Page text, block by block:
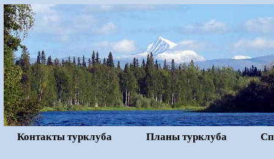
Контакты турклуба Планы турклуба